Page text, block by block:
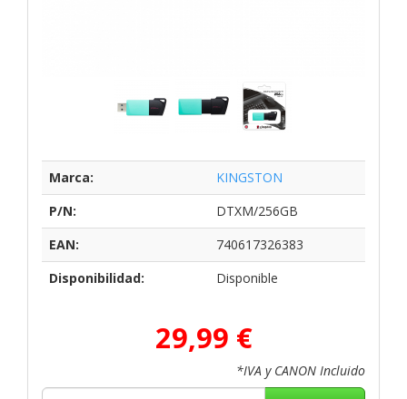
Marca:
KINGSTON
P/N:
DTXM/256GB
EAN:
740617326383
Disponibilidad:
Disponible
29,99 €
*IVA y CANON Incluido